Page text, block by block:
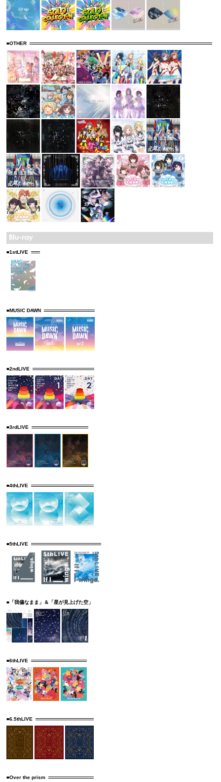
■OTHER
■1stLIVE
■MUSIC DAWN
■2ndLIVE
■3rdLIVE
■4thLIVE
■5thLIVE
■「我儘なまま」＆「星が見上げた空」
■6thLIVE
■6.5thLIVE
■Over the prism